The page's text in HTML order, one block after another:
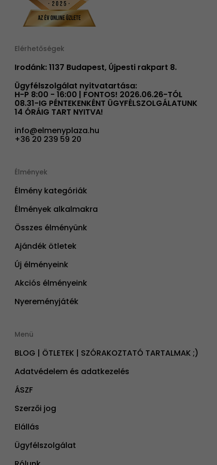
Elérhetőségek
Irodánk: 1137 Budapest, Újpesti rakpart 8.
Ügyfélszolgálat nyitvatartása:
H-P 8:00 - 16:00 | FONTOS! 2026.06.26-TÓL
08.31-IG PÉNTEKENKÉNT ÜGYFÉLSZOLGÁLATUNK
14 ÓRÁIG TART NYITVA!
info@elmenyplaza.hu
+36 20 239 59 20
Élmények
Élmény kategóriák
Élmények alkalmakra
Összes élményünk
Ajándék ötletek
Új élményeink
Akciós élményeink
Nyereményjáték
Menü
BLOG | ÖTLETEK | SZÓRAKOZTATÓ TARTALMAK ;)
Adatvédelem és adatkezelés
ÁSZF
Szerzői jog
Elállás
Ügyfélszolgálat